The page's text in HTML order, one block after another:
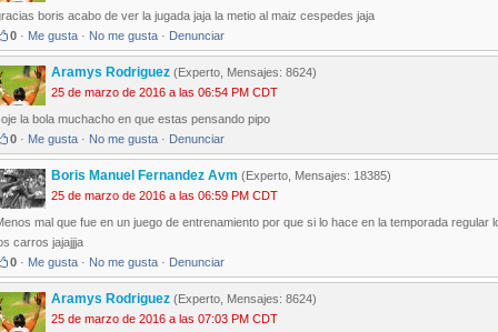
boris acabo de ver la jugada jaja la metio al maiz cespedes jaja
0 · Me gusta · No me gusta · Denunciar
Aramys Rodriguez (Experto, Mensajes: 8624)
25 de marzo de 2016 a las 06:54 PM CDT
la bola muchacho en que estas pensando pipo
0 · Me gusta · No me gusta · Denunciar
Boris Manuel Fernandez Avm (Experto, Mensajes: 18385)
25 de marzo de 2016 a las 06:59 PM CDT
mal que fue en un juego de entrenamiento por que si lo hace en la temporada
carros jajajjja
0 · Me gusta · No me gusta · Denunciar
Aramys Rodriguez (Experto, Mensajes: 8624)
25 de marzo de 2016 a las 07:03 PM CDT